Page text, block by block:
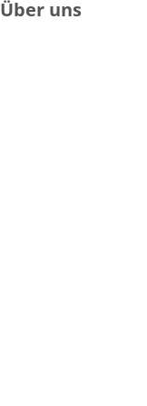
Über uns